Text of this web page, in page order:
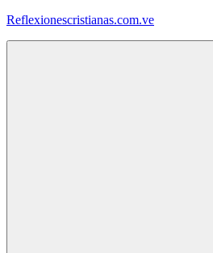
Saltar
Reflexionescristianas.com.ve